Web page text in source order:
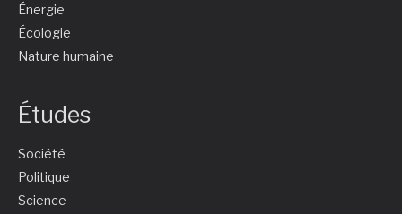
Énergie
Écologie
Nature humaine
Études
Société
Politique
Science